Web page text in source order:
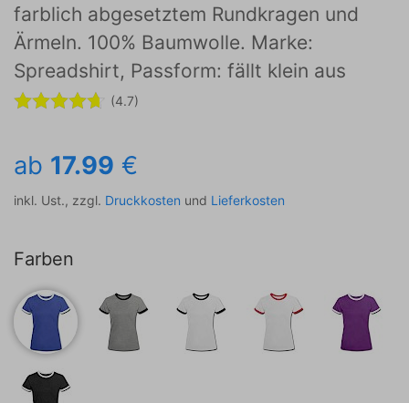
farblich abgesetztem Rundkragen und
Ärmeln. 100% Baumwolle. Marke:
Spreadshirt, Passform: fällt klein aus
(4.7)
ab 17.99 €
inkl. Ust., zzgl. Druckkosten und Lieferkosten
Farben